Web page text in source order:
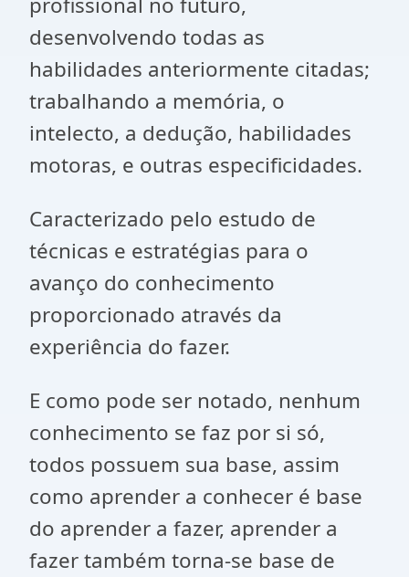
desenvolvendo todas as
habilidades anteriormente citadas;
trabalhando a memória, o
intelecto, a dedução, habilidades
motoras, e outras especificidades.
Caracterizado pelo estudo de
técnicas e estratégias para o
avanço do conhecimento
proporcionado através da
experiência do fazer.
E como pode ser notado, nenhum
conhecimento se faz por si só,
todos possuem sua base, assim
como aprender a conhecer é base
do aprender a fazer, aprender a
fazer também torna-se base de